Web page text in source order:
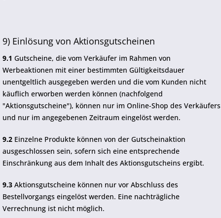
9) Einlösung von Aktionsgutscheinen
9.1 Gutscheine, die vom Verkäufer im Rahmen von
Werbeaktionen mit einer bestimmten Gültigkeitsdauer
unentgeltlich ausgegeben werden und die vom Kunden nicht
käuflich erworben werden können (nachfolgend
"Aktionsgutscheine"), können nur im Online-Shop des Verkäufers
und nur im angegebenen Zeitraum eingelöst werden.
9.2 Einzelne Produkte können von der Gutscheinaktion
ausgeschlossen sein, sofern sich eine entsprechende
Einschränkung aus dem Inhalt des Aktionsgutscheins ergibt.
9.3 Aktionsgutscheine können nur vor Abschluss des
Bestellvorgangs eingelöst werden. Eine nachträgliche
Verrechnung ist nicht möglich.